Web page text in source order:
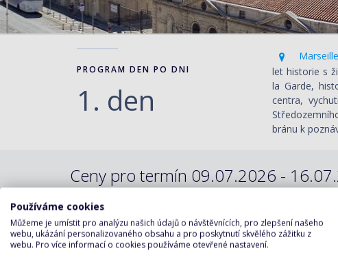
PROGRAM DEN PO DNI
1. den
let historie s
la Garde,
centra,
bránu k
Ceny pro termín 09.07.2026 -
Varianty plavby:
PLAVBA S PLNOU PENZÍ
Používáme cookies
Můžeme je umístit pro analýzu našich údajů o návštěvnících, pro zlepšení našeho
webu, ukázání personalizovaného obsahu a pro poskytnutí skvělého zážitku z
webu. Pro více informací o cookies používáme otevřené nastavení.